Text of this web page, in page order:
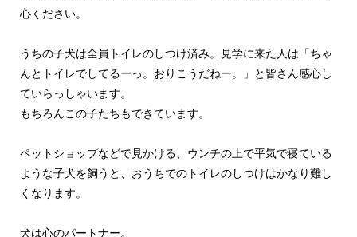
心ください。
うちの子犬は全員トイレのしつけ済み。見学に来た人は「ちゃ
んとトイレでしてるーっ。おりこうだねー。」と皆さん感心し
ていらっしゃいます。
もちろんこの子たちもできています。
ペットショップなどで見かける、ウンチの上で平気で寝ている
ような子犬を飼うと、おうちでのトイレのしつけはかなり難し
くなります。
犬は心のパートナー。